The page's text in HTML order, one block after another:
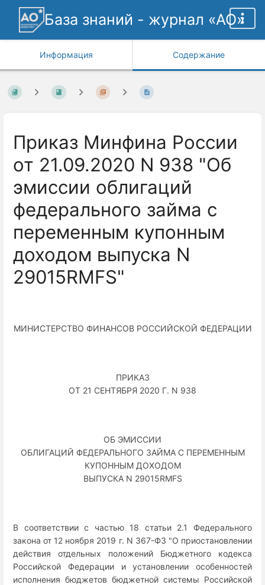
База знаний - журнал «АО»
Информация Содержание
Приказ Минфина России
от 21.09.2020 N 938 "Об
эмиссии облигаций
федерального займа с
переменным купонным
доходом выпуска N
29015RMFS"
МИНИСТЕРСТВО ФИНАНСОВ РОССИЙСКОЙ ФЕДЕРАЦИИ
ПРИКАЗ
ОТ 21 СЕНТЯБРЯ 2020 Г. N 938
ОБ ЭМИССИИ
ОБЛИГАЦИЙ ФЕДЕРАЛЬНОГО ЗАЙМА С ПЕРЕМЕННЫМ
КУПОННЫМ ДОХОДОМ
ВЫПУСКА N 29015RMFS
В соответствии с частью 18 статьи 2.1 Федерального
закона от 12 ноября 2019 г. N 367-ФЗ "О приостановлении
действия отдельных положений Бюджетного кодекса
Российской Федерации и установлении особенностей
исполнения бюджетов бюджетной системы Российской